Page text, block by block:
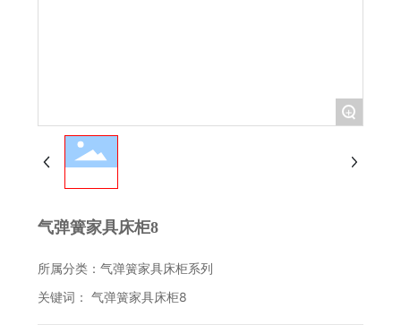
+
气弹簧家具床柜8
所属分类：气弹簧家具床柜系列
关键词： 气弹簧家具床柜8